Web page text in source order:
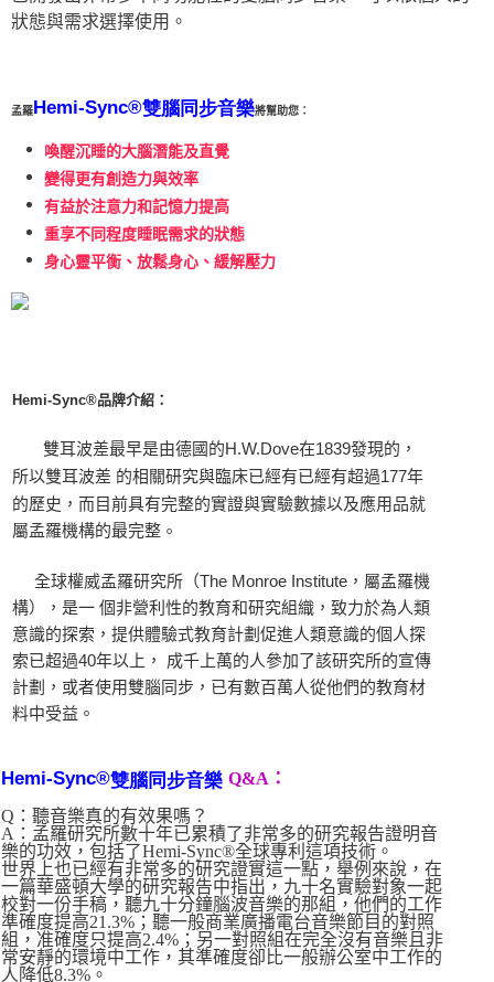
狀態與需求選擇使用。
孟羅Hemi-Sync®雙腦同步音樂將幫助您：
喚醒沉睡的大腦潛能及直覺
變得更有創造力與效率
有益於注意力和記憶力提高
重享不同程度睡眠需求的狀態
身心靈平衡、放鬆身心、緩解壓力
Hemi-Sync®品牌介紹：
雙耳波差最早是由德國的H.W.Dove在1839發現的，
所以雙耳波差 的相關研究與臨床已經有已經有超過177年
的歷史，而目前具有完整的實證與實驗數據以及應用品就
屬孟羅機構的最完整 。
全球權威孟羅研究所（The Monroe Institute，屬孟羅機
構），是一 個非營利性的教育和研究組織，致力於為人類
意識的探索，提供體驗式教育計劃促進人類意識的個人探
索已超過40年以上， 成千上萬的人參加了該研究所的宣傳
計劃，或者使用雙腦同步，已有數百萬人從他們的教育材
料中受益。
Hemi-Sync®雙腦同步音樂 Q&A：
Q：聽音樂真的有效果嗎？
A：孟羅研究所數十年已累積了非常多的研究報告證明音
樂的功效，包括了Hemi-Sync®全球專利這項技術。
世界上也已經有非常多的研究證實這一點，舉例來說，在
一篇華盛頓大學的研究報告中指出，九十名實驗對象一起
校對一份手稿，聽九十分鐘腦波音樂的那組，他們的工作
準確度提高21.3%；聽一般商業廣播電台音樂節目的對照
組，准確度只提高2.4%；另一對照組在完全沒有音樂且非
常安靜的環境中工作，其準確度卻比一般辦公室中工作的
人降低8.3%。